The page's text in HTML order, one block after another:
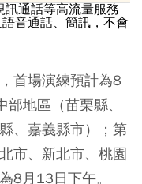
通話等高流量服務
音通話、簡訊，不會
首場演練預計為8
地區（苗栗縣、
、嘉義縣市）；第
市、新北市、桃園
8月13日下午。